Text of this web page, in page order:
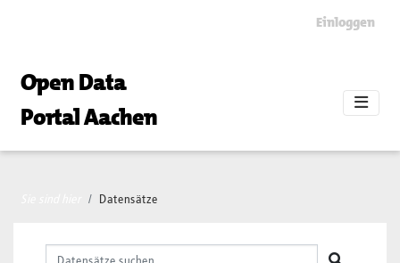
Einloggen
Open Data
Portal Aachen
Datensätze